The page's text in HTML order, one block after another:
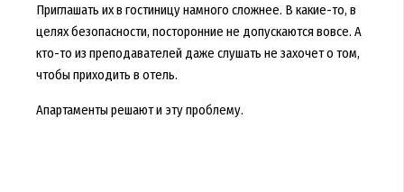
Приглашать их в гостиницу намного сложнее. В какие-то, в
целях безопасности, посторонние не допускаются вовсе. А
кто-то из преподавателей даже слушать не захочет о том,
чтобы приходить в отель.
Апартаменты решают и эту проблему.